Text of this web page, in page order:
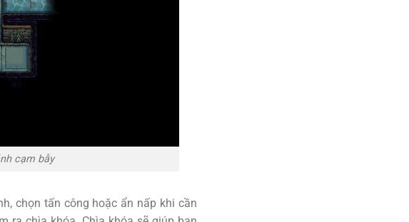
cạm bẫy
chọn tấn công hoặc ẩn nấp khi cần